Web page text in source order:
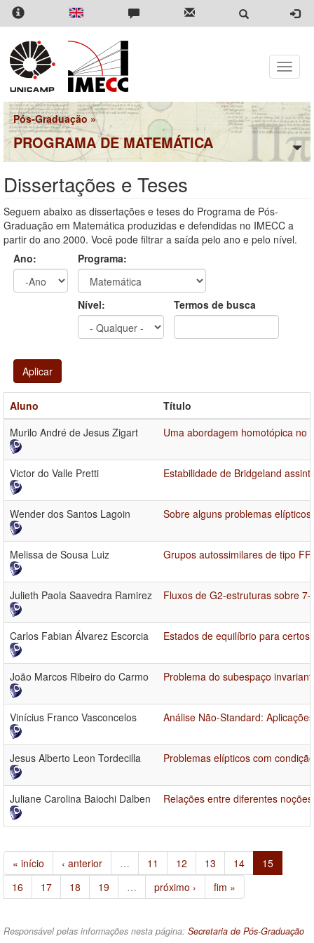
Pular
para
conteúdo
principal
Toggle
Pós-Graduação »
PROGRAMA DE MATEMÁTICA
Dissertações e Teses
Seguem abaixo as dissertações e teses do Programa de Pós-
Graduação em Matemática produzidas e defendidas no IMECC a
partir do ano 2000. Você pode filtrar a saída pelo ano e pelo nível.
Ano:
Programa:
Nível: Termos de busca
Aplicar
Aluno
Título
Murilo André de Jesus Zigart
Uma abordagem homotópica no
Victor do Valle Pretti Estabilidade de Bridgeland
Wender dos Santos Lagoin Sobre alguns problemas
Melissa de Sousa Luiz Grupos autossimilares de tipo
Julieth Paola Saavedra Ramirez Fluxos de G2-estruturas sobre
Carlos Fabian Álvarez Escorcia Estados de equilíbrio para
João Marcos Ribeiro do Carmo Problema do subespaço
Vinícius Franco Vasconcelos Análise Não-Standard:
Jesus Alberto Leon Tordecilla Problemas elípticos com
Juliane Carolina Baiochi Dalben Relações entre diferentes
« início ‹ anterior … 11 12 13 14
15
16
17 18 19 … próximo › fim »
Responsável pelas informações nesta página: Secretaria de Pós-Graduação